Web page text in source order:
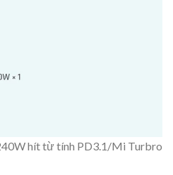
hít từ tính PD3.1/Mi Turbro